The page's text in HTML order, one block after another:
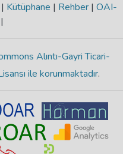
| Kütüphane | Rehber | OAI-
|
Alıntı-Gayri Ticari-
ile korunmaktadır.